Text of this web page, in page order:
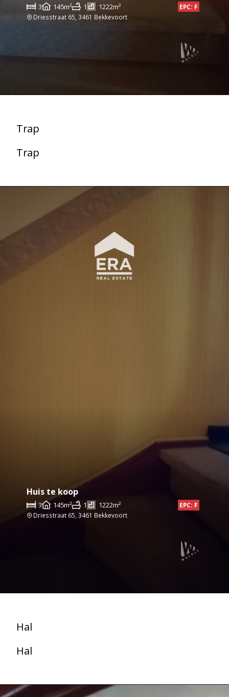
3 145m² 1 1222m²
EPC: F
Driesstraat 65, 3461 Bekkevoort
Trap
Trap
Huis te koop
3 145m² 1 1222m²
EPC: F
Driesstraat 65, 3461 Bekkevoort
Hal
Hal